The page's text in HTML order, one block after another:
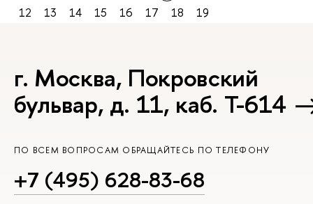
12
13 14 15 16 17 18 19
г. Москва, Покровский
бульвар, д. 11, каб. Т-614
ПО ВСЕМ ВОПРОСАМ ОБРАЩАЙТЕСЬ ПО ТЕЛЕФОНУ
+7 (495) 628-83-68